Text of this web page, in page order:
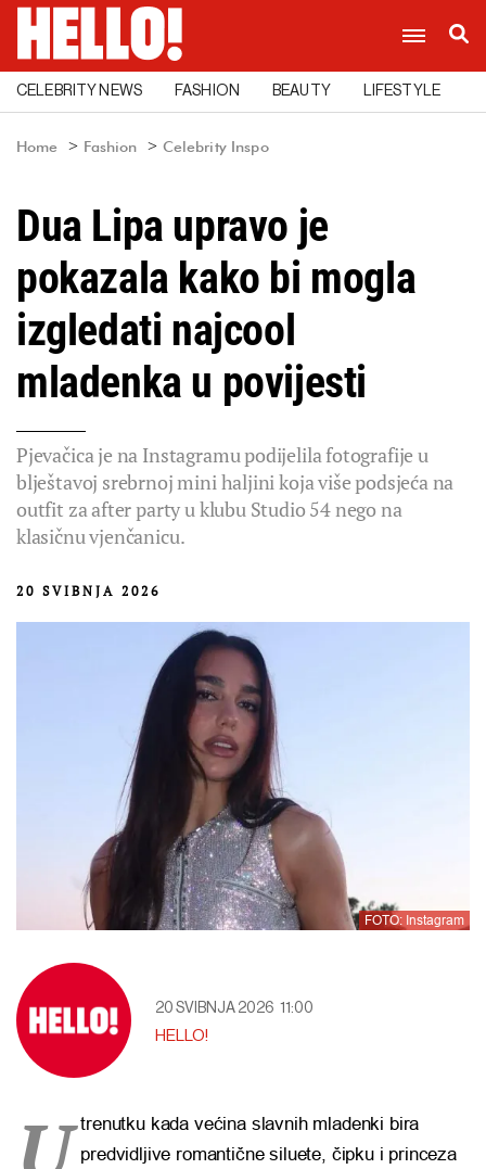
CELEBRITY NEWS FASHION BEAUTY LIFESTYLE
Home Fashion Celebrity Inspo
Dua Lipa upravo je
pokazala kako bi mogla
izgledati najcool
mladenka u povijesti
Pjevačica je na Instagramu podijelila fotografije u
blještavoj srebrnoj mini haljini koja više podsjeća na
outfit za after party u klubu Studio 54 nego na
klasičnu vjenčanicu.
20 SVIBNJA 2026
FOTO: Instagram
20 SVIBNJA 2026 11:00
HELLO!
trenutku kada većina slavnih mladenki bira
predvidljive romantične siluete, čipku i princeza